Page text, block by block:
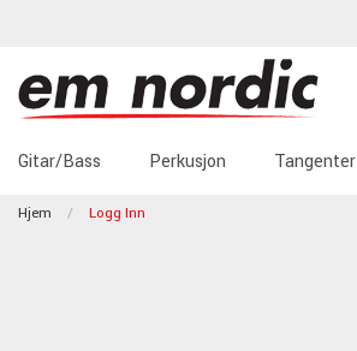
Gitar/Bass Perkusjon Tangenter
Hjem Logg Inn